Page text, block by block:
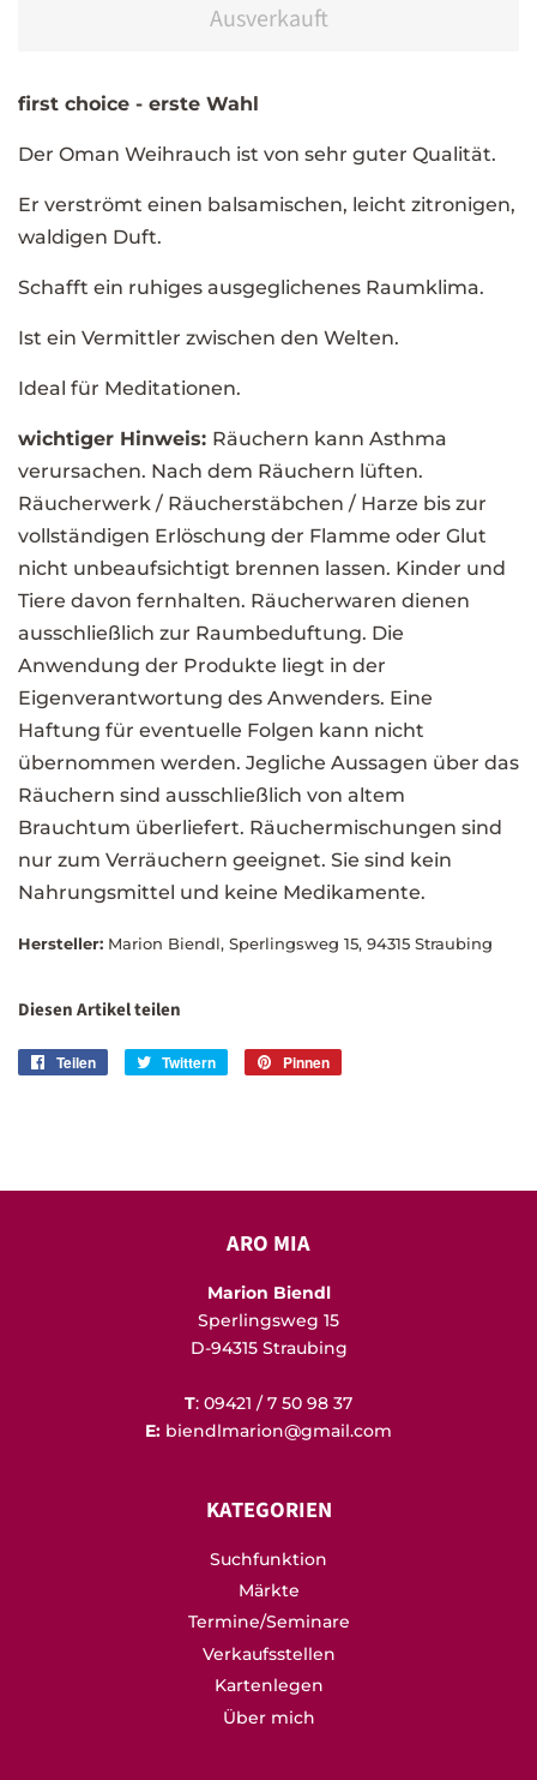
Ausverkauft
first choice - erste Wahl
Der Oman Weihrauch ist von sehr guter Qualität.
Er verströmt einen balsamischen, leicht zitronigen,
waldigen Duft.
Schafft ein ruhiges ausgeglichenes Raumklima.
Ist ein Vermittler zwischen den Welten.
Ideal für Meditationen.
wichtiger Hinweis: Räuchern kann Asthma
verursachen. Nach dem Räuchern lüften.
Räucherwerk / Räucherstäbchen / Harze bis zur
vollständigen Erlöschung der Flamme oder Glut
nicht unbeaufsichtigt brennen lassen. Kinder und
Tiere davon fernhalten. Räucherwaren dienen
ausschließlich zur Raumbeduftung. Die
Anwendung der Produkte liegt in der
Eigenverantwortung des Anwenders. Eine
Haftung für eventuelle Folgen kann nicht
übernommen werden. Jegliche Aussagen über das
Räuchern sind ausschließlich von altem
Brauchtum überliefert. Räuchermischungen sind
nur zum Verräuchern geeignet. Sie sind kein
Nahrungsmittel und keine Medikamente.
Hersteller: Marion Biendl, Sperlingsweg 15, 94315 Straubing
Diesen Artikel teilen
Teilen Twittern Pinnen
ARO MIA
Marion Biendl
Sperlingsweg 15
D-94315 Straubing
T: 09421 / 7 50 98 37
E: biendlmarion@gmail.com
KATEGORIEN
Suchfunktion
Märkte
Termine/Seminare
Verkaufsstellen
Kartenlegen
Über mich